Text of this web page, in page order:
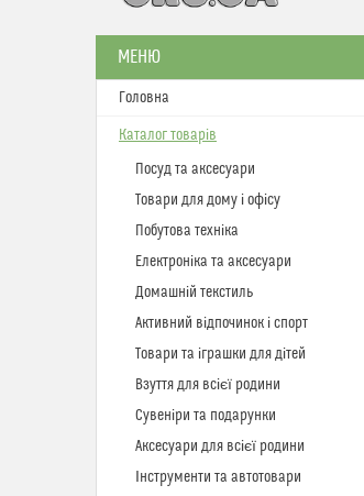
Головна
Каталог товарів
Посуд та аксесуари
Товари для дому і офісу
Побутова техніка
Електроніка та аксесуари
Домашній текстиль
Активний відпочинок і спорт
Товари та іграшки для дітей
Взуття для всієї родини
Сувеніри та подарунки
Аксесуари для всієї родини
Інструменти та автотовари